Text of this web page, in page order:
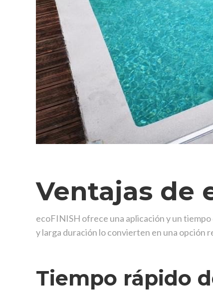
Ventajas de
ecoFINISH ofrece una aplicación y un
y larga duración lo convierten en una opción
Tiempo rápido